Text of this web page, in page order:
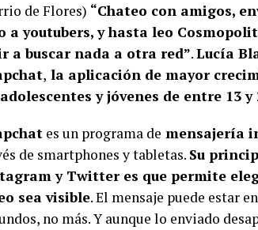
de Flores) “Chateo con amigos,
a youtubers, y hasta leo
a buscar nada a otra red”.Lucía
, la aplicación de mayor
adolescentes y jóvenes de entre 13 y
es un programa de mensajería
de smartphones y tabletas. Su
y Twitter es que permite
sea visible. El mensaje puede estar
no más. Y aunque lo enviado